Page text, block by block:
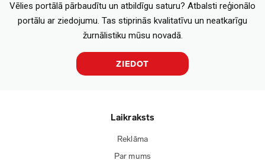
Vēlies portālā pārbaudītu un atbildīgu saturu? Atbalsti reģionālo
portālu ar ziedojumu. Tas stiprinās kvalitatīvu un neatkarīgu
žurnālistiku mūsu novadā.
ZIEDOT
Laikraksts
Reklāma
Par mums